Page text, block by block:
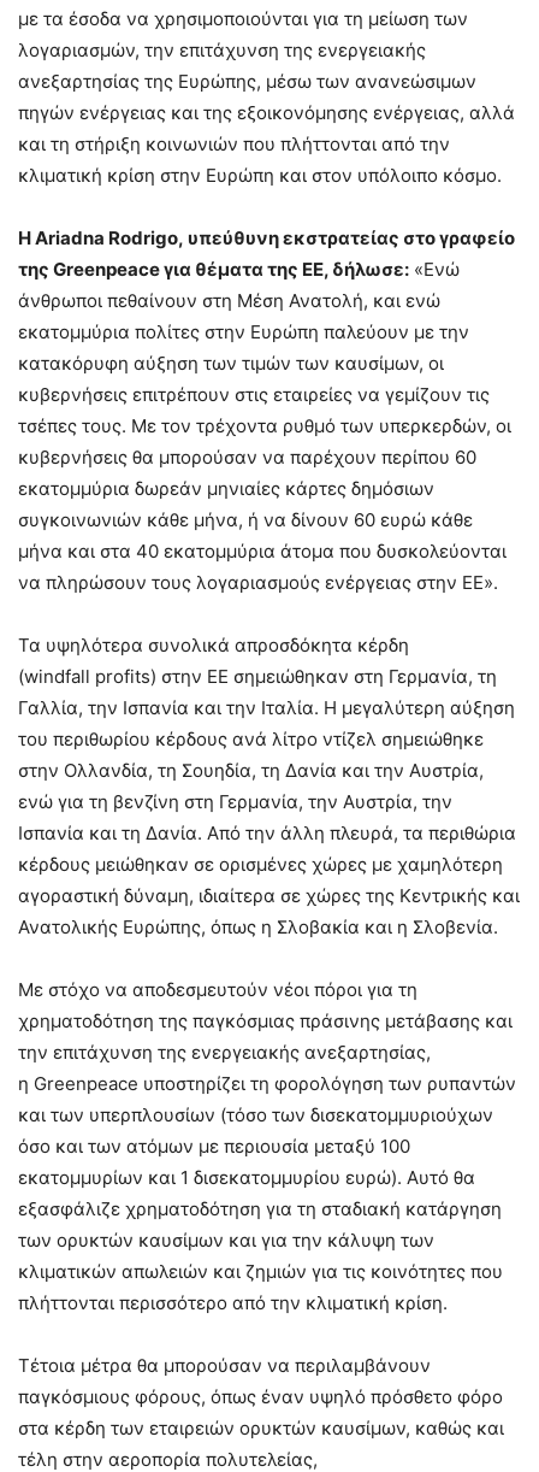
με τα έσοδα να χρησιμοποιούνται για τη μείωση των
λογαριασμών, την επιτάχυνση της ενεργειακής
ανεξαρτησίας της Ευρώπης, μέσω των ανανεώσιμων
πηγών ενέργειας και της εξοικονόμησης ενέργειας, αλλά
και τη στήριξη κοινωνιών που πλήττονται από την
κλιματική κρίση στην Ευρώπη και στον υπόλοιπο κόσμο.
Η Ariadna Rodrigo, υπεύθυνη εκστρατείας στο γραφείο
της Greenpeace για θέματα της ΕΕ, δήλωσε: «Ενώ
άνθρωποι πεθαίνουν στη Μέση Ανατολή, και ενώ
εκατομμύρια πολίτες στην Ευρώπη παλεύουν με την
κατακόρυφη αύξηση των τιμών των καυσίμων, οι
κυβερνήσεις επιτρέπουν στις εταιρείες να γεμίζουν τις
τσέπες τους. Με τον τρέχοντα ρυθμό των υπερκερδών, οι
κυβερνήσεις θα μπορούσαν να παρέχουν περίπου 60
εκατομμύρια δωρεάν μηνιαίες κάρτες δημόσιων
συγκοινωνιών κάθε μήνα, ή να δίνουν 60 ευρώ κάθε
μήνα και στα 40 εκατομμύρια άτομα που δυσκολεύονται
να πληρώσουν τους λογαριασμούς ενέργειας στην ΕΕ».
Τα υψηλότερα συνολικά απροσδόκητα κέρδη
(windfall profits) στην ΕΕ σημειώθηκαν στη Γερμανία, τη
Γαλλία, την Ισπανία και την Ιταλία. Η μεγαλύτερη αύξηση
του περιθωρίου κέρδους ανά λίτρο ντίζελ σημειώθηκε
στην Ολλανδία, τη Σουηδία, τη Δανία και την Αυστρία,
ενώ για τη βενζίνη στη Γερμανία, την Αυστρία, την
Ισπανία και τη Δανία. Από την άλλη πλευρά, τα περιθώρια
κέρδους μειώθηκαν σε ορισμένες χώρες με χαμηλότερη
αγοραστική δύναμη, ιδιαίτερα σε χώρες της Κεντρικής και
Ανατολικής Ευρώπης, όπως η Σλοβακία και η Σλοβενία.
Με στόχο να αποδεσμευτούν νέοι πόροι για τη
χρηματοδότηση της παγκόσμιας πράσινης μετάβασης και
την επιτάχυνση της ενεργειακής ανεξαρτησίας,
η Greenpeace υποστηρίζει τη φορολόγηση των ρυπαντών
και των υπερπλουσίων (τόσο των δισεκατομμυριούχων
όσο και των ατόμων με περιουσία μεταξύ 100
εκατομμυρίων και 1 δισεκατομμυρίου ευρώ). Αυτό θα
εξασφάλιζε χρηματοδότηση για τη σταδιακή κατάργηση
των ορυκτών καυσίμων και για την κάλυψη των
κλιματικών απωλειών και ζημιών για τις κοινότητες που
πλήττονται περισσότερο από την κλιματική κρίση.
Τέτοια μέτρα θα μπορούσαν να περιλαμβάνουν
παγκόσμιους φόρους, όπως έναν υψηλό πρόσθετο φόρο
στα κέρδη των εταιρειών ορυκτών καυσίμων, καθώς και
τέλη στην αεροπορία πολυτελείας,